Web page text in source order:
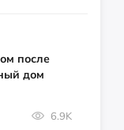
после
дом
6.9K